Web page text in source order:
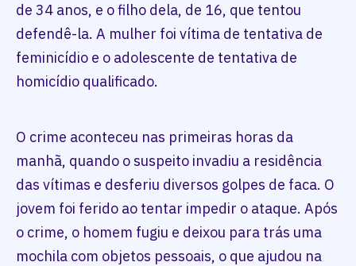
de 34 anos, e o filho dela, de 16, que tentou
defendê-la. A mulher foi vítima de tentativa de
feminicídio e o adolescente de tentativa de
homicídio qualificado.
O crime aconteceu nas primeiras horas da
manhã, quando o suspeito invadiu a residência
das vítimas e desferiu diversos golpes de faca. O
jovem foi ferido ao tentar impedir o ataque. Após
o crime, o homem fugiu e deixou para trás uma
mochila com objetos pessoais, o que ajudou na